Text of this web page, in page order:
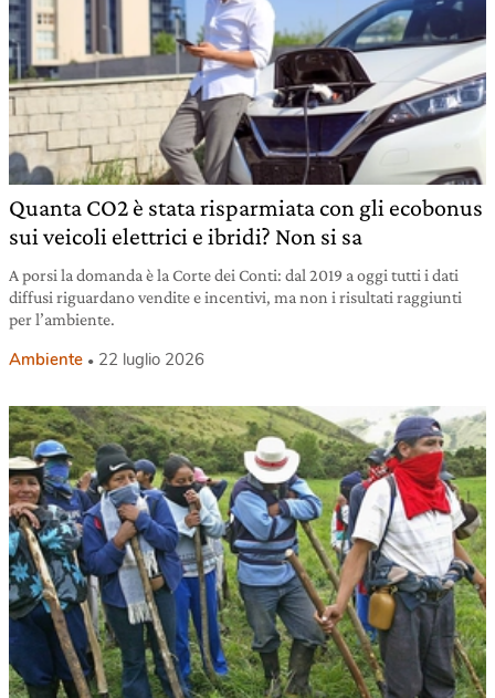
Quanta CO2 è stata risparmiata con gli ecobonus
sui veicoli elettrici e ibridi? Non si sa
A porsi la domanda è la Corte dei Conti: dal 2019 a oggi tutti i dati
diffusi riguardano vendite e incentivi, ma non i risultati raggiunti
per l’ambiente.
Ambiente 22 luglio 2026